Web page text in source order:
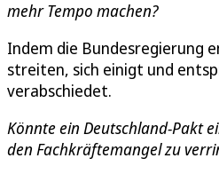
mehr Tempo machen?
Indem die Bundesregierung
streiten, sich einigt und
verabschiedet.
Könnte ein Deutschland-Pakt
den Fachkräftemangel zu